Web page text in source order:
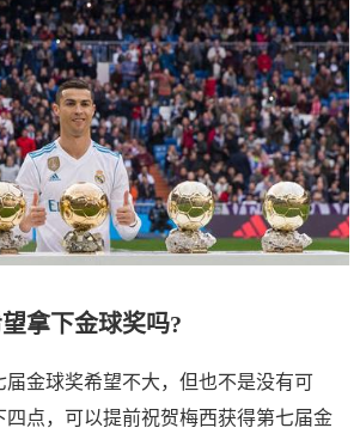
拿下金球奖吗?
届金球奖希望不大，但也不是没有可
四点，可以提前祝贺梅西获得第七届金